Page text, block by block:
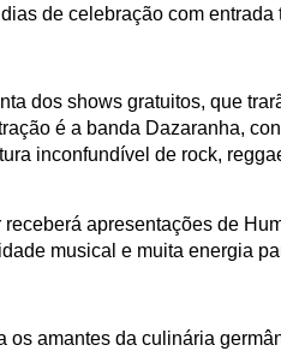
de celebração com entrada
dos shows gratuitos, que
é a banda Dazaranha,
inconfundível de rock,
apresentações de
musical e muita energia
os amantes da culinária